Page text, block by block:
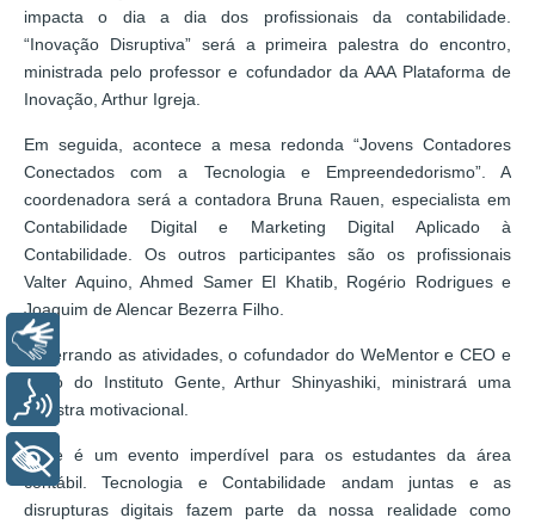
impacta o dia a dia dos profissionais da contabilidade.
“Inovação Disruptiva” será a primeira palestra do encontro,
ministrada pelo professor e cofundador da AAA Plataforma de
Inovação, Arthur Igreja.
Em seguida, acontece a mesa redonda “Jovens Contadores
Conectados com a Tecnologia e Empreendedorismo”. A
coordenadora será a contadora Bruna Rauen, especialista em
Contabilidade Digital e Marketing Digital Aplicado à
Contabilidade. Os outros participantes são os profissionais
Valter Aquino, Ahmed Samer El Khatib, Rogério Rodrigues e
Joaquim de Alencar Bezerra Filho.
Encerrando as atividades, o cofundador do WeMentor e CEO e
sócio do Instituto Gente, Arthur Shinyashiki, ministrará uma
palestra motivacional.
“Este é um evento imperdível para os estudantes da área
contábil. Tecnologia e Contabilidade andam juntas e as
disrupturas digitais fazem parte da nossa realidade como
+ Acessibilidade